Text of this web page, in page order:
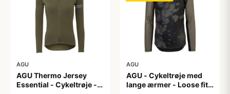
AGU
AGU Thermo Jersey
Essential - Cykeltrøje -
AGU
AGU - Cykeltrøje med
lange ærmer - Loose fit -